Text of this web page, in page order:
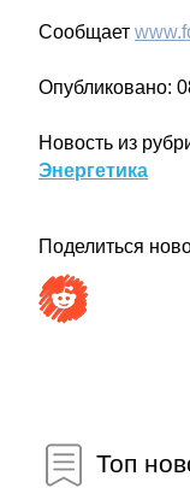
Сообщает
Опубликовано:
Новость из
Энергетика
Поделиться
Топ